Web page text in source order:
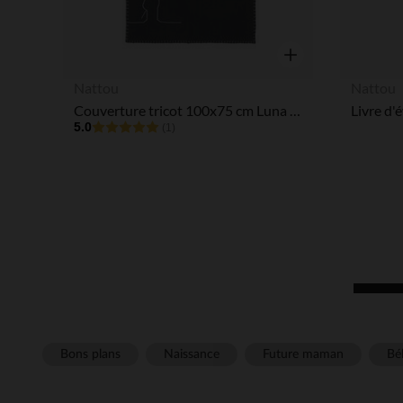
5.0
Livre